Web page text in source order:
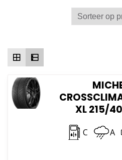
XL 215/
C A